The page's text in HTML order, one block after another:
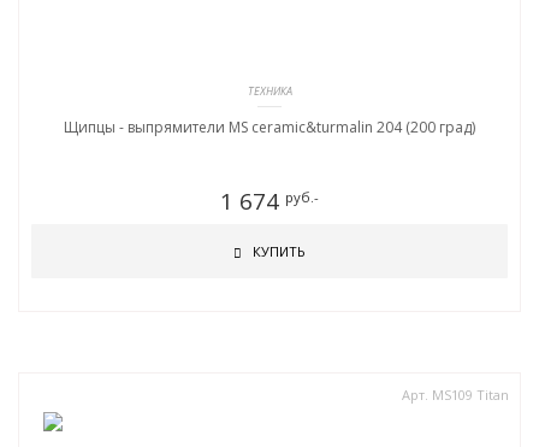
ТЕХНИКА
Щипцы - выпрямители MS ceramic&turmalin 204 (200 град)
1 674 руб.-
КУПИТЬ
Арт. MS109 Titan